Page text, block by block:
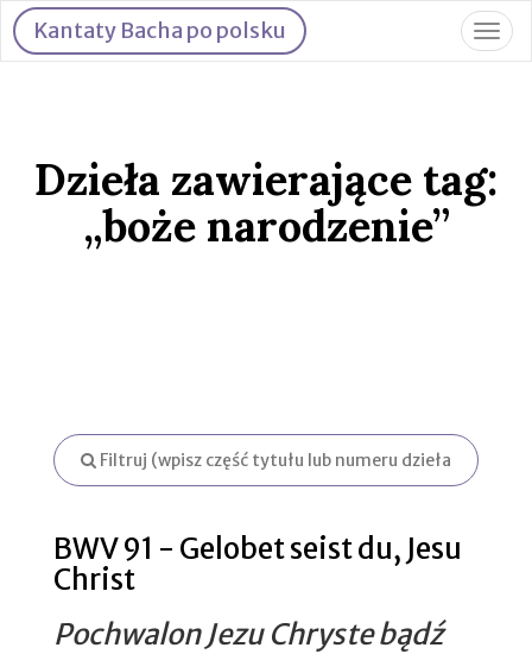
Kantaty Bacha po polsku
Dzieła zawierające tag:
„boże narodzenie”
BWV 91 - Gelobet seist du, Jesu
Christ
Pochwalon Jezu Chryste bądź